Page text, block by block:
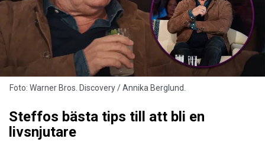
Foto: Warner Bros. Discovery / Annika Berglund.
Steffos bästa tips till att bli en
livsnjutare